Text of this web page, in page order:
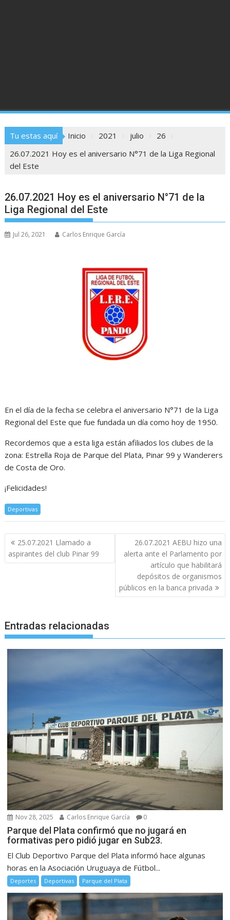
Tu estas aquí Inicio 2021 julio
26
26.07.2021 Hoy es el aniversario N°71 de la Liga Regional
del Este
26.07.2021 Hoy es el aniversario N°71 de la
Liga Regional del Este
Jul 26, 2021 Carlos Enrique García
En el día de la fecha se celebra el aniversario N°71 de la Liga
Regional del Este que fue fundada un día como hoy de 1950.
Recordemos que a esta liga están afiliados los clubes de la
zona: Estrella Roja de Parque del Plata, Pinar 99 y Wanderers
de Costa de Oro.
¡Felicidades!
Deportivas
Navegación
de
entradas
25.07.2021 Llamado a
aspirantes del club Pinar 99
26.07.2021 AEBU hizo una
alerta ante el Parlamento por
artículo que habilitará
depósitos de organismos
públicos en la banca privada
Entradas relacionadas
Nov 28, 2025 Carlos Enrique García 0
Parque del Plata confirmó que no jugará en
formativas pero pidió jugar en Sub23.
El Club Deportivo Parque del Plata informó hace algunas
horas en la Asociación Uruguaya de Fútbol...
Deportes Deportivas Parque del Plata